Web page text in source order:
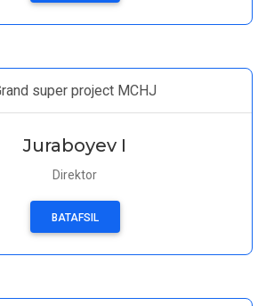
super project MCHJ
Juraboyev I
Direktor
BATAFSIL